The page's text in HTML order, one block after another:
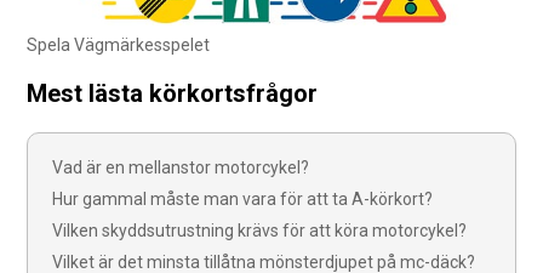
Spela Vägmärkesspelet
Mest lästa körkortsfrågor
Vad är en mellanstor motorcykel?
Hur gammal måste man vara för att ta A-körkort?
Vilken skyddsutrustning krävs för att köra motorcykel?
Vilket är det minsta tillåtna mönsterdjupet på mc-däck?